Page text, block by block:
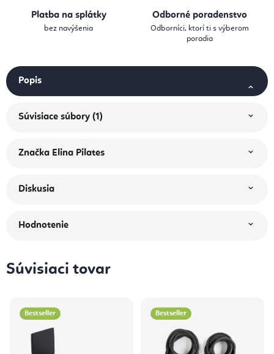
Platba na splátky
bez navýšenia
Odborné poradenstvo
Odborníci, ktorí ti s výberom
poradia
Popis
Súvisiace súbory (1)
Značka Elina Pilates
Diskusia
Hodnotenie
Súvisiaci tovar
Bestseller Bestseller